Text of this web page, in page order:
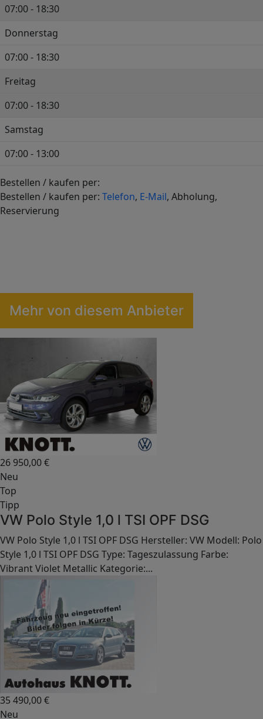
07:00 - 18:30
Donnerstag
07:00 - 18:30
Freitag
07:00 - 18:30
Samstag
07:00 - 13:00
Bestellen / kaufen per:
Bestellen / kaufen per: Telefon, E-Mail, Abholung,
Reservierung
+
−
Leaflet
Mehr von diesem Anbieter
26 950,00€
Neu
Top
Tipp
VW Polo Style 1,0 l TSI OPF DSG
VW Polo Style 1,0 l TSI OPF DSG Hersteller: VW Modell: Polo
Style 1,0 l TSI OPF DSG Type: Tageszulassung Farbe:
Vibrant Violet Metallic Kategorie:...
35 490,00€
Neu